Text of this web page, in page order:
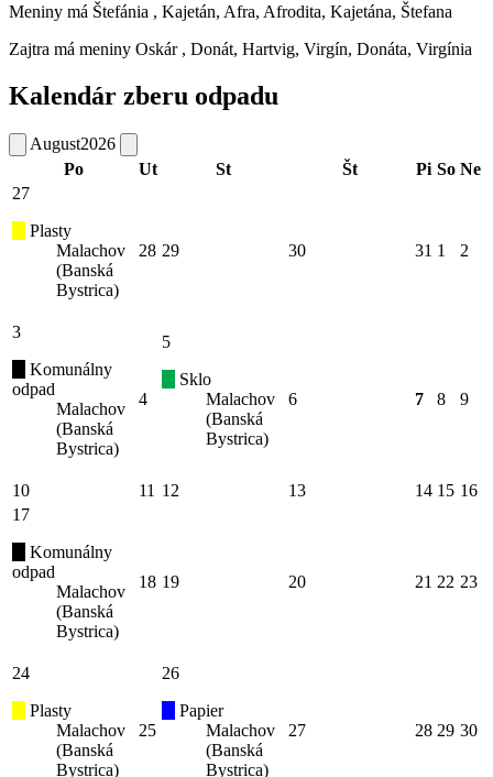
Meniny má Štefánia , Kajetán, Afra, Afrodita, Kajetána, Štefana
Zajtra má meniny Oskár , Donát, Hartvig, Virgín, Donáta, Virgínia
Kalendár zberu odpadu
August2026
Po
Ut St Št Pi So Ne
27
Plasty
Malachov
(Banská
Bystrica)
28 29 30 31 1 2
3
Komunálny
odpad
Malachov
(Banská
Bystrica)
4
5
Sklo
Malachov
(Banská
Bystrica)
6 7 8 9
10 11 12 13 14 15 16
17
Komunálny
odpad
Malachov
(Banská
Bystrica)
18 19 20 21 22 23
24
Plasty
Malachov
(Banská
Bystrica)
25
26
Papier
Malachov
(Banská
Bystrica)
27 28 29 30